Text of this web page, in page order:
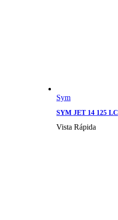
Sym
SYM JET 14 125 LC
Vista Rápida